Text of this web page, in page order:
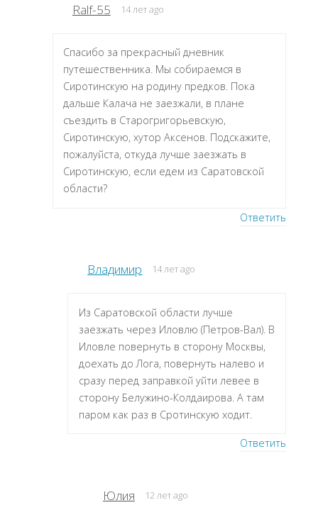
Ralf-55 14 лет ago
Спасибо за прекрасный дневник
путешественника. Мы собираемся в
Сиротинскую на родину предков. Пока
дальше Калача не заезжали, в плане
съездить в Старогригорьевскую,
Сиротинскую, хутор Аксенов. Подскажите,
пожалуйста, откуда лучше заезжать в
Сиротинскую, если едем из Саратовской
области?
Ответить
Владимир 14 лет ago
Из Саратовской области лучше
заезжать через Иловлю (Петров-Вал). В
Иловле повернуть в сторону Москвы,
доехать до Лога, повернуть налево и
сразу перед заправкой уйти левее в
сторону Белужино-Колдаирова. А там
паром как раз в Сротинскую ходит.
Ответить
Юлия 12 лет ago